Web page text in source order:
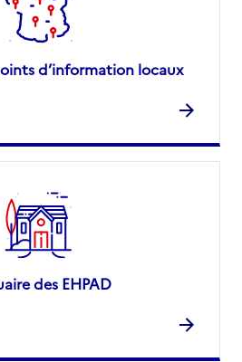
d’information locaux
des EHPAD